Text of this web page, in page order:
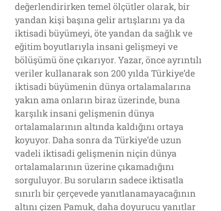
değerlendirirken temel ölçütler olarak, bir
yandan kişi başına gelir artışlarını ya da
iktisadi büyümeyi, öte yandan da sağlık ve
eğitim boyutlarıyla insani gelişmeyi ve
bölüşümü öne çıkarıyor. Yazar, önce ayrıntılı
veriler kullanarak son 200 yılda Türkiye’de
iktisadi büyümenin dünya ortalamalarına
yakın ama onların biraz üzerinde, buna
karşılık insani gelişmenin dünya
ortalamalarının altında kaldığını ortaya
koyuyor. Daha sonra da Türkiye’de uzun
vadeli iktisadi gelişmenin niçin dünya
ortalamalarının üzerine çıkamadığını
sorguluyor. Bu soruların sadece iktisatla
sınırlı bir çerçevede yanıtlanamayacağının
altını çizen Pamuk, daha doyurucu yanıtlar